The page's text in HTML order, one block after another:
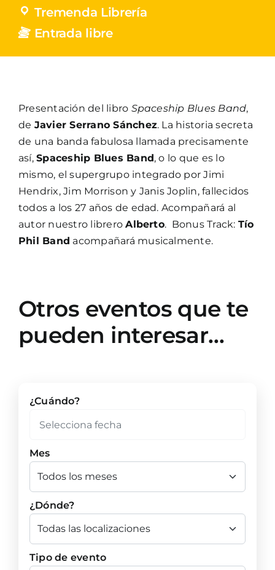
Tremenda Librería
Entrada libre
Presentación del libro Spaceship Blues Band,
de Javier Serrano Sánchez. La historia secreta
de una banda fabulosa llamada precisamente
así,Spaceship Blues Band, o lo que es lo
mismo, el supergrupo integrado por Jimi
Hendrix, Jim Morrison y Janis Joplin, fallecidos
todos a los 27 años de edad. Acompañará al
autor nuestro libreroAlberto. Bonus Track: Tío
Phil Band acompañará musicalmente.
Otros eventos que te
pueden interesar…
¿Cuándo?
Mes
¿Dónde?
Tipo de evento